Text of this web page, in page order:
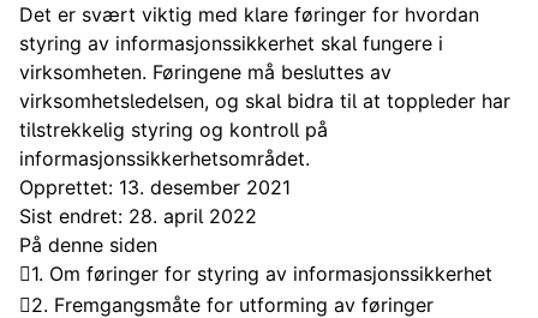
Det er svært viktig med klare føringer for hvordan
styring av informasjonssikkerhet skal fungere i
virksomheten. Føringene må besluttes av
virksomhetsledelsen, og skal bidra til at toppleder har
tilstrekkelig styring og kontroll på
informasjonssikkerhetsområdet.
Opprettet: 13. desember 2021
Sist endret: 28. april 2022
På denne siden
1. Om føringer for styring av informasjonssikkerhet
2. Fremgangsmåte for utforming av føringer